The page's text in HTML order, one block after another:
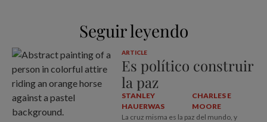
Seguir leyendo
ARTICLE
Es político construir
la paz
STANLEY
HAUERWAS
CHARLES E
MOORE
La cruz misma es la paz del mundo, y